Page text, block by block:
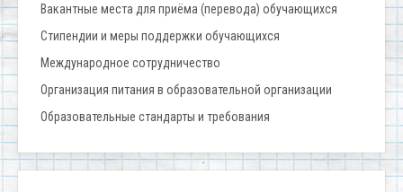
Вакантные места для приёма (перевода) обучающихся
Стипендии и меры поддержки обучающихся
Международное сотрудничество
Организация питания в образовательной организации
Образовательные стандарты и требования